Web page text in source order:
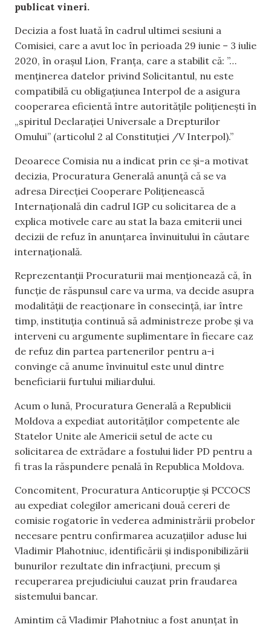
publicat vineri.
Decizia a fost luată în cadrul ultimei sesiuni a
Comisiei, care a avut loc în perioada 29 iunie – 3 iulie
2020, în orașul Lion, Franța, care a stabilit că: ”…
menținerea datelor privind Solicitantul, nu este
compatibilă cu obligaţiunea Interpol de a asigura
cooperarea eficientă între autorităţile poliţieneşti în
„spiritul Declaraţiei Universale a Drepturilor
Omului” (articolul 2 al Constituţiei /V Interpol).”
Deoarece Comisia nu a indicat prin ce și-a motivat
decizia, Procuratura Generală anunță că se va
adresa Direcției Cooperare Polițienească
Internațională din cadrul IGP cu solicitarea de a
explica motivele care au stat la baza emiterii unei
decizii de refuz în anunțarea învinuitului în căutare
internațională.
Reprezentanții Procuraturii mai menționează că, în
funcție de răspunsul care va urma, va decide asupra
modalității de reacționare în consecință, iar între
timp, instituția continuă să administreze probe și va
interveni cu argumente suplimentare în fiecare caz
de refuz din partea partenerilor pentru a-i
convinge că anume învinuitul este unul dintre
beneficiarii furtului miliardului.
Acum o lună, Procuratura Generală a Republicii
Moldova a expediat autorităților competente ale
Statelor Unite ale Americii setul de acte cu
solicitarea de extrădare a fostului lider PD pentru a
fi tras la răspundere penală în Republica Moldova.
Concomitent, Procuratura Anticorupție și PCCOCS
au expediat colegilor americani două cereri de
comisie rogatorie în vederea administrării probelor
necesare pentru confirmarea acuzațiilor aduse lui
Vladimir Plahotniuc, identificării și indisponibilizării
bunurilor rezultate din infracțiuni, precum și
recuperarea prejudiciului cauzat prin fraudarea
sistemului bancar.
Amintim că Vladimir Plahotniuc a fost anunțat în